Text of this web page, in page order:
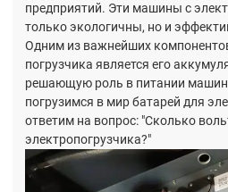
предприятий. Эти машины с
только экологичны, но и
Одним из важнейших
погрузчика является его
решающую роль в питании
погрузимся в мир батарей для
ответим на вопрос: "Сколько
электропогрузчика?"